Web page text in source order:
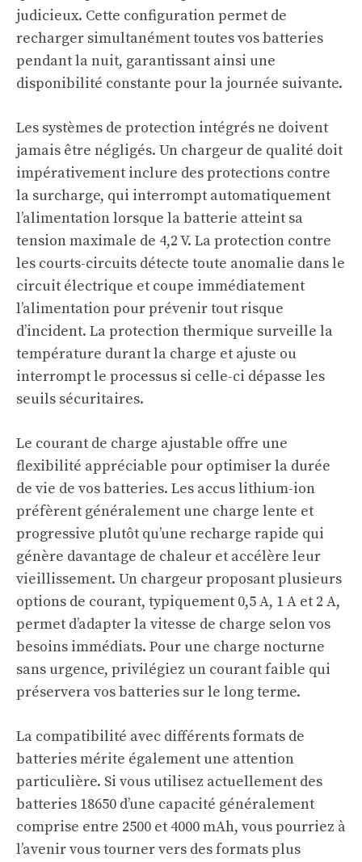
judicieux. Cette configuration permet de
recharger simultanément toutes vos batteries
pendant la nuit, garantissant ainsi une
disponibilité constante pour la journée suivante.
Les systèmes de protection intégrés ne doivent
jamais être négligés. Un chargeur de qualité doit
impérativement inclure des protections contre
la surcharge, qui interrompt automatiquement
l’alimentation lorsque la batterie atteint sa
tension maximale de 4,2 V. La protection contre
les courts-circuits détecte toute anomalie dans le
circuit électrique et coupe immédiatement
l’alimentation pour prévenir tout risque
d’incident. La protection thermique surveille la
température durant la charge et ajuste ou
interrompt le processus si celle-ci dépasse les
seuils sécuritaires.
Le courant de charge ajustable offre une
flexibilité appréciable pour optimiser la durée
de vie de vos batteries. Les accus lithium-ion
préfèrent généralement une charge lente et
progressive plutôt qu’une recharge rapide qui
génère davantage de chaleur et accélère leur
vieillissement. Un chargeur proposant plusieurs
options de courant, typiquement 0,5 A, 1 A et 2 A,
permet d’adapter la vitesse de charge selon vos
besoins immédiats. Pour une charge nocturne
sans urgence, privilégiez un courant faible qui
préservera vos batteries sur le long terme.
La compatibilité avec différents formats de
batteries mérite également une attention
particulière. Si vous utilisez actuellement des
batteries 18650 d’une capacité généralement
comprise entre 2500 et 4000 mAh, vous pourriez à
l’avenir vous tourner vers des formats plus